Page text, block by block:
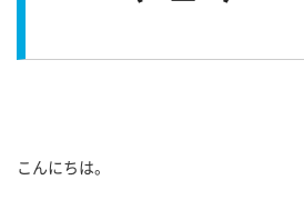
こんにちは。